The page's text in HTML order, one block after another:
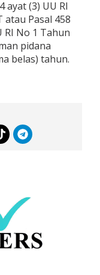
ayat (3) UU RI
atau Pasal 458
RI No 1 Tahun
pidana
belas) tahun.